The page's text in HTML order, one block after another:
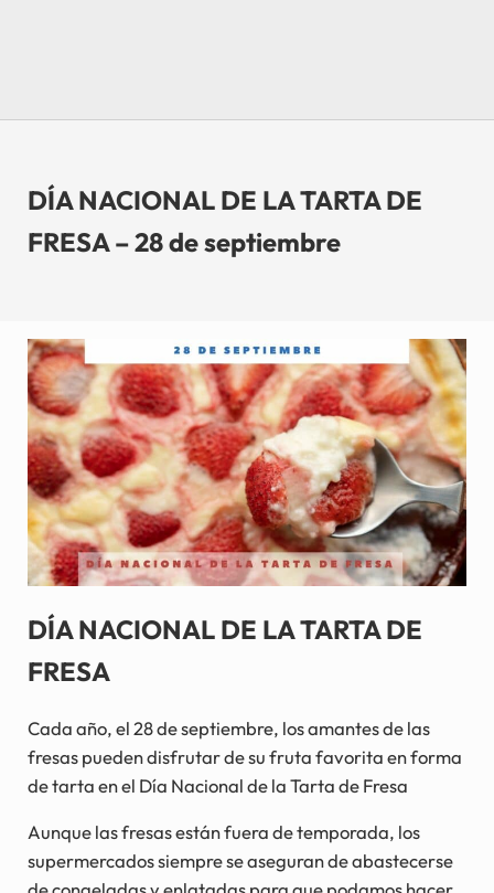
DÍA NACIONAL DE LA TARTA DE
FRESA – 28 de septiembre
DÍA NACIONAL DE LA TARTA DE
FRESA
Cada año, el 28 de septiembre, los amantes de las
fresas pueden disfrutar de su fruta favorita en forma
de tarta en el Día Nacional de la Tarta de Fresa
Aunque las fresas están fuera de temporada, los
supermercados siempre se aseguran de abastecerse